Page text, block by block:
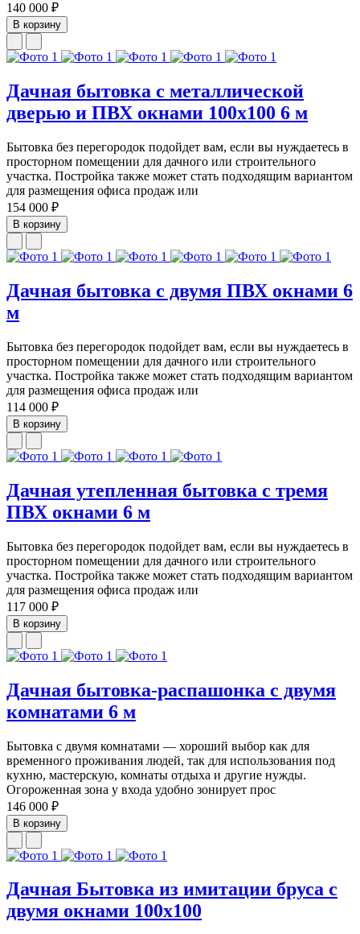
140 000 ₽
В корзину
Дачная бытовка с металлической
дверью и ПВХ окнами 100х100 6 м
Бытовка без перегородок подойдет вам, если вы нуждаетесь в
просторном помещении для дачного или строительного
участка. Постройка также может стать подходящим вариантом
для размещения офиса продаж или
154 000 ₽
В корзину
Дачная бытовка с двумя ПВХ окнами 6
м
Бытовка без перегородок подойдет вам, если вы нуждаетесь в
просторном помещении для дачного или строительного
участка. Постройка также может стать подходящим вариантом
для размещения офиса продаж или
114 000 ₽
В корзину
Дачная утепленная бытовка с тремя
ПВХ окнами 6 м
Бытовка без перегородок подойдет вам, если вы нуждаетесь в
просторном помещении для дачного или строительного
участка. Постройка также может стать подходящим вариантом
для размещения офиса продаж или
117 000 ₽
В корзину
Дачная бытовка-распашонка с двумя
комнатами 6 м
Бытовка с двумя комнатами — хороший выбор как для
временного проживания людей, так для использования под
кухню, мастерскую, комнаты отдыха и другие нужды.
Огороженная зона у входа удобно зонирует прос
146 000 ₽
В корзину
Дачная Бытовка из имитации бруса с
двумя окнами 100х100